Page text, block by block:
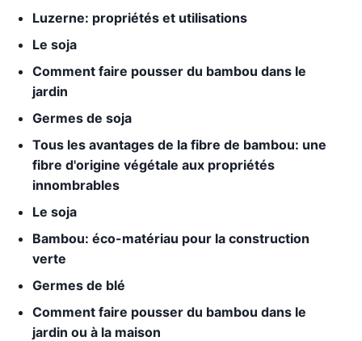
Luzerne: propriétés et utilisations
Le soja
Comment faire pousser du bambou dans le
jardin
Germes de soja
Tous les avantages de la fibre de bambou: une
fibre d'origine végétale aux propriétés
innombrables
Le soja
Bambou: éco-matériau pour la construction
verte
Germes de blé
Comment faire pousser du bambou dans le
jardin ou à la maison